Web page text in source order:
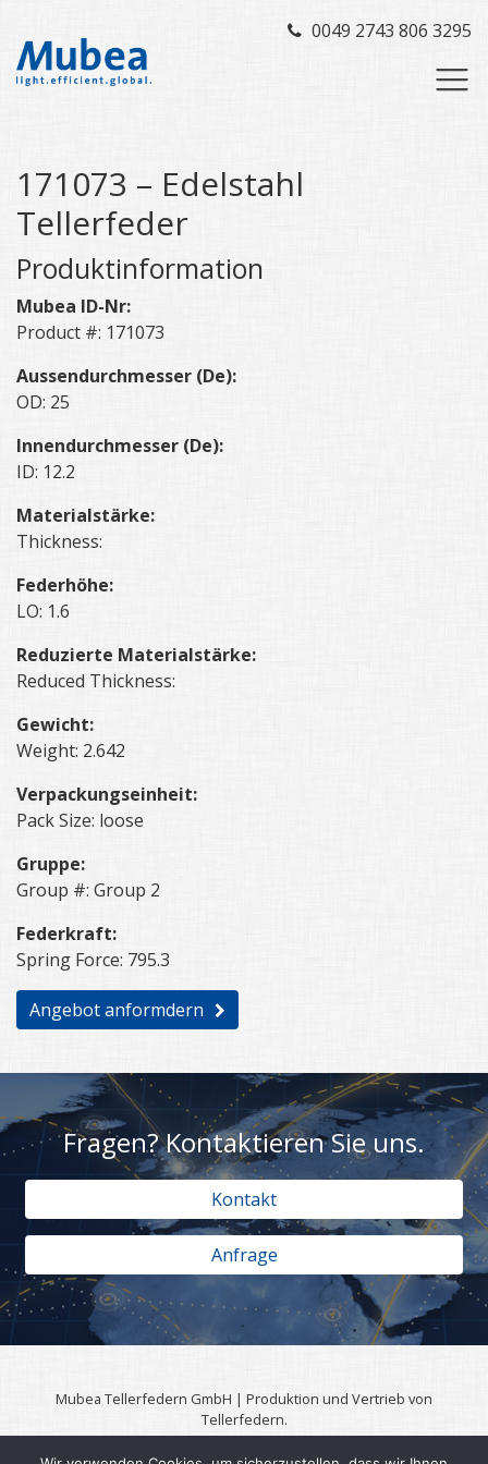
0049 2743 806 3295
171073 – Edelstahl
Tellerfeder
Produktinformation
Mubea ID-Nr:
Product #: 171073
Aussendurchmesser (De):
OD: 25
Innendurchmesser (De):
ID: 12.2
Materialstärke:
Thickness:
Federhöhe:
LO: 1.6
Reduzierte Materialstärke:
Reduced Thickness:
Gewicht:
Weight: 2.642
Verpackungseinheit:
Pack Size: loose
Gruppe:
Group #: Group 2
Federkraft:
Spring Force: 795.3
Angebot anformdern
Fragen? Kontaktieren Sie uns.
Kontakt
Anfrage
Mubea Tellerfedern GmbH | Produktion und Vertrieb von
Tellerfedern.